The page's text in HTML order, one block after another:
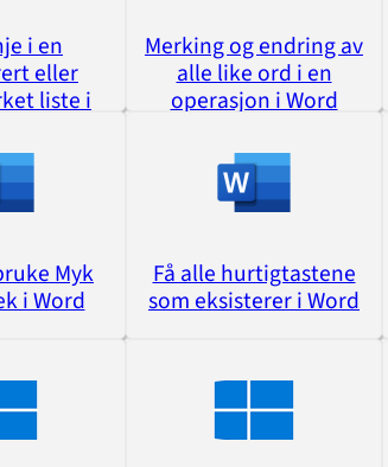
i en
eller
liste i
Merking og endring av
alle like ord i en
operasjon i Word
Myk
i Word
Få alle hurtigtastene
som eksisterer i Word